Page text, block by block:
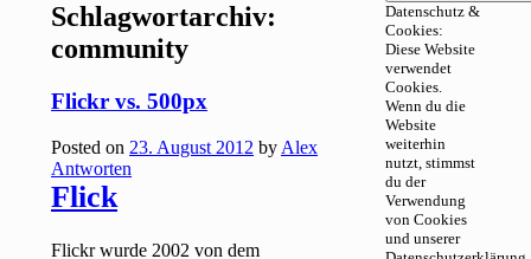
Schlagwortarchiv:
community
Flickr vs. 500px
Posted on 23. August 2012 by Alex
Antworten
Flick
Flickr wurde 2002 von dem
Datenschutz &
Cookies:
Diese Website
verwendet
Cookies.
Wenn du die
Website
weiterhin
nutzt, stimmst
du der
Verwendung
von Cookies
und unserer